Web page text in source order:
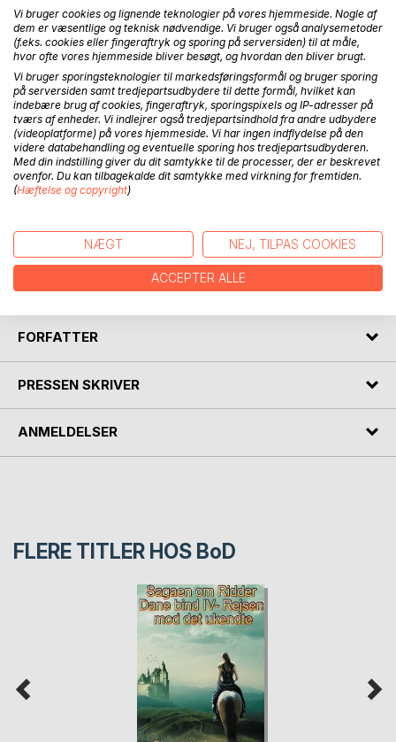
Da den unge grev Victor Danefeldt endelig finder sin konge
igen, opdager han at der er sket meget mens han har været
rejst væk, hans livs kærlighed er blevet taget til fange af
hans værste fjende, den onde ridder Toke, en
redningsmission bliver sat i gang, men der venter Ridder
Dane nogle uventet udfordringer på vejen, en ny hemmelig
orden er blevet født, nye venner dukker op, men også en
dør bliver åbnet ind til en ny forunderlig verden, en dør som
den unge ridder ville ønske aldrig var blevet åbnet.
har du læst:
Sagaen om Ridder Dane bind 1
Sagaen om Ridder Dane bind 2: Tempelriddernes
FORFATTER
PRESSEN SKRIVER
ANMELDELSER
FLERE TITLER HOS BoD
Vi bruger cookies og lignende teknologier på vores hjemmeside. Nogle af
dem er væsentlige og teknisk nødvendige. Vi bruger også analysemetoder
(f.eks. cookies eller fingeraftryk og sporing på serversiden) til at måle,
hvor ofte vores hjemmeside bliver besøgt, og hvordan den bliver brugt.
Vi bruger sporingsteknologier til markedsføringsformål og bruger sporing
på serversiden samt tredjepartsudbydere til dette formål, hvilket kan
indebære brug af cookies, fingeraftryk, sporingspixels og IP-adresser på
tværs af enheder. Vi indlejrer også tredjepartsindhold fra andre udbydere
(videoplatforme) på vores hjemmeside. Vi har ingen indflydelse på den
videre databehandling og eventuelle sporing hos tredjepartsudbyderen.
Med din indstilling giver du dit samtykke til de processer, der er beskrevet
ovenfor. Du kan tilbagekalde dit samtykke med virkning for fremtiden.
(Hæftelse og copyright)
NÆGT NEJ, TILPAS COOKIES
ACCEPTER ALLE